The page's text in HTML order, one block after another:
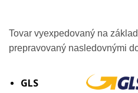
Tovar vyexpedovaný na
prepravovaný nasledovnými
GLS